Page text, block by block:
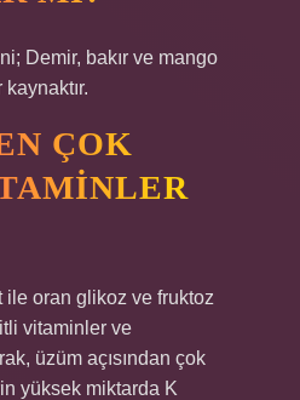
Demir, bakır ve mango
ÇOK
oran glikoz ve fruktoz
vitaminler ve
üzüm açısından çok
yüksek miktarda K